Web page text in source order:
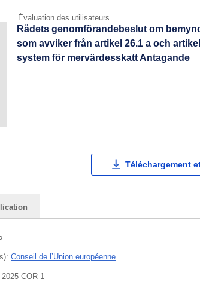
Évaluation des utilisateurs
Rådets genomförandebeslut om
som avviker från artikel 26.1 a och
system för mervärdesskatt Antagande
Téléchargement
Conseil de l’Union européenne
2025 COR 1